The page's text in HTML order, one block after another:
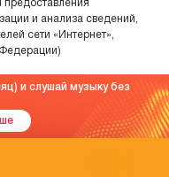
предоставления
и анализа сведений,
сети «Интернет»,
и слушай музыку без